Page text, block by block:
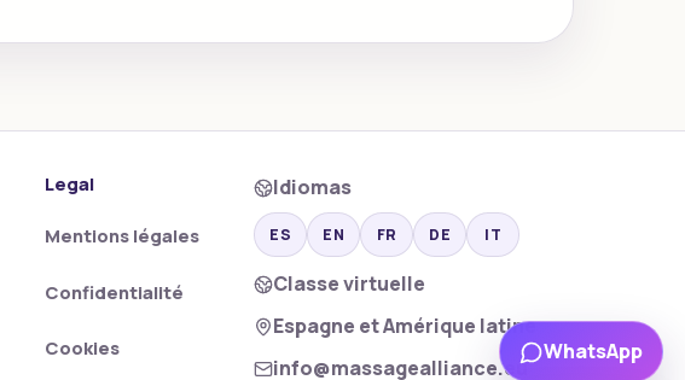
WhatsApp
Legal
Mentions légales
Confidentialité
Cookies
Idiomas
ES EN FR DE IT
Classe virtuelle
Espagne et Amérique latine
info@massagealliance.eu